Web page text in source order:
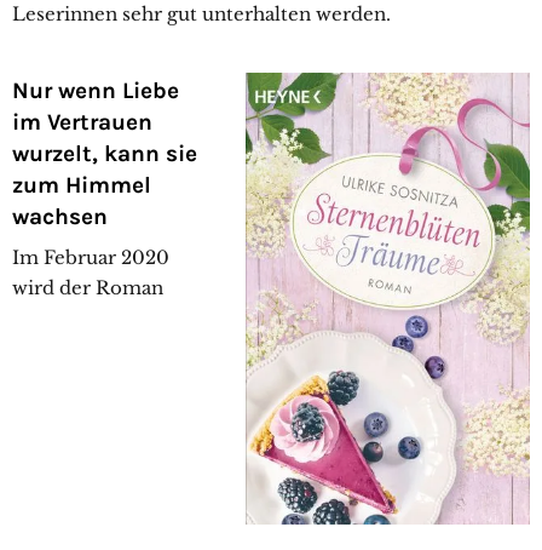
Leserinnen sehr gut unterhalten werden.
Nur wenn Liebe
im Vertrauen
wurzelt, kann sie
zum Himmel
wachsen
Im Februar 2020
wird der Roman